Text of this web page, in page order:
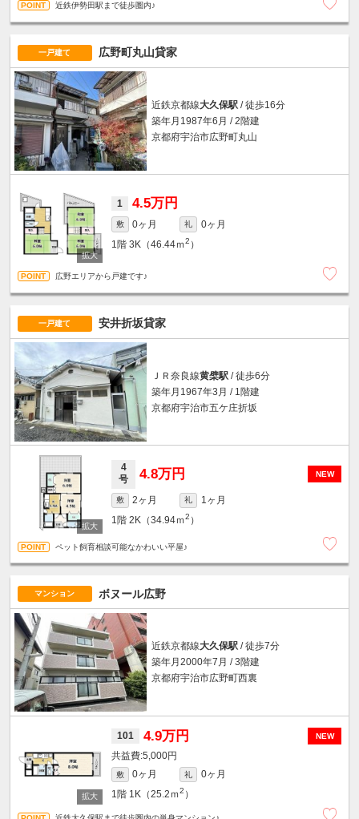
近鉄伊勢田駅まで徒歩圏内♪
一戸建て 広野町丸山貸家
近鉄京都線大久保駅/ 徒歩16分
築年月1987年6月 / 2階建
京都府宇治市広野町丸山
1 4.5万円
敷 0ヶ月 礼
0ヶ月
1階 3K（46.44ｍ2 ）
広野エリアから戸建です♪
一戸建て 安井折坂貸家
ＪＲ奈良線黄檗駅/ 徒歩6分
築年月1967年3月 / 1階建
京都府宇治市五ケ庄折坂
NEW
4
号
4.8万円
敷 2ヶ月 礼
1ヶ月
1階 2K（34.94ｍ2 ）
ペット飼育相談可能なかわいい平屋♪
マンション ボヌール広野
近鉄京都線大久保駅/ 徒歩7分
築年月2000年7月 / 3階建
京都府宇治市広野町西裏
NEW
101 4.9万円
5,000円
敷 0ヶ月 礼
0ヶ月
1階 1K（25.2ｍ2 ）